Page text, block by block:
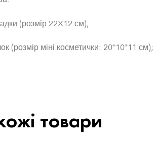
(розмір 22X12 см);
(розмір міні косметички: 20*10*11 см);
товари